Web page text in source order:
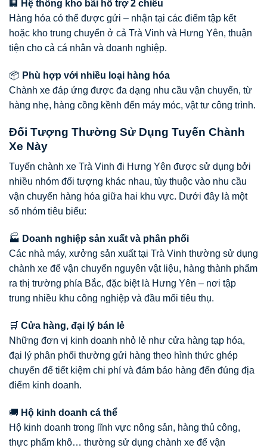
🏢
Hệ thống kho bãi hỗ trợ 2 chiều
Hàng hóa có thể được gửi – nhận tại các điểm tập kết
hoặc kho trung chuyển ở cả Trà Vinh và Hưng Yên, thuận
tiện cho cả cá nhân và doanh nghiệp.
📦 Phù hợp với nhiều loại hàng hóa
Chành xe đáp ứng được đa dạng nhu cầu vận chuyển, từ
hàng nhẹ, hàng cồng kềnh đến máy móc, vật tư công trình.
Đối Tượng Thường Sử Dụng Tuyến Chành
Xe Này
Tuyến chành xe Trà Vinh đi Hưng Yên được sử dụng bởi
nhiều nhóm đối tượng khác nhau, tùy thuộc vào nhu cầu
vận chuyển hàng hóa giữa hai khu vực. Dưới đây là một
số nhóm tiêu biểu:
🏭 Doanh nghiệp sản xuất và phân phối
Các nhà máy, xưởng sản xuất tại Trà Vinh thường sử dụng
chành xe để vận chuyển nguyên vật liệu, hàng thành phẩm
ra thị trường phía Bắc, đặc biệt là Hưng Yên – nơi tập
trung nhiều khu công nghiệp và đầu mối tiêu thụ.
🛒 Cửa hàng, đại lý bán lẻ
Những đơn vị kinh doanh nhỏ lẻ như cửa hàng tạp hóa,
đại lý phân phối thường gửi hàng theo hình thức ghép
chuyến để tiết kiệm chi phí và đảm bảo hàng đến đúng địa
điểm kinh doanh.
🚚 Hộ kinh doanh cá thể
Hộ kinh doanh trong lĩnh vực nông sản, hàng thủ công,
thực phẩm khô… thường sử dụng chành xe để vận